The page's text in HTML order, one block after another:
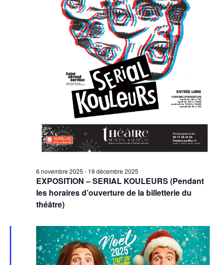
EXPOSITION – SERIAL KOULEURS (Pendant
les horaires d’ouverture de la billetterie du
théâtre)
6 novembre 2025 - 19 décembre 2025